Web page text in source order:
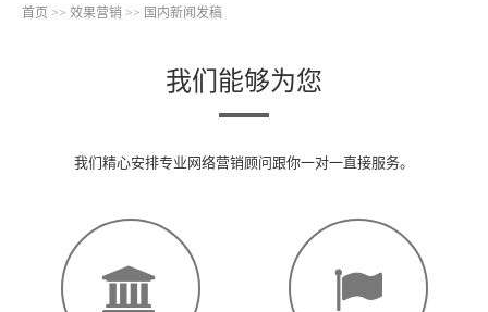
首页 >> 效果营销 >> 国内新闻发稿
我们能够为您
我们精心安排专业网络营销顾问跟你一对一直接服务。